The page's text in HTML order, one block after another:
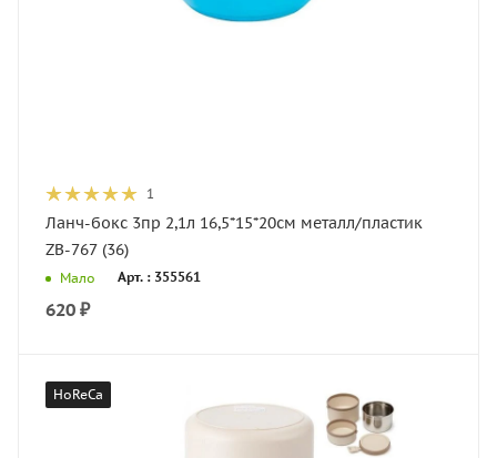
1
Ланч-бокс 3пр 2,1л 16,5*15*20см металл/пластик
ZB-767 (36)
Мало Арт. : 355561
620 ₽
HoReCa